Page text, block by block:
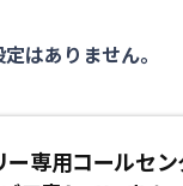
はありません。
ー専用コールセ